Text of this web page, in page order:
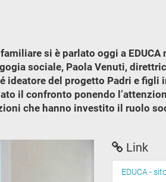
si è parlato oggi a EDUCA
sociale, Paola Venuti,
ideatore del progetto Padri e figli
il confronto ponendo
che hanno investito il ruolo
Link
EDUCA -